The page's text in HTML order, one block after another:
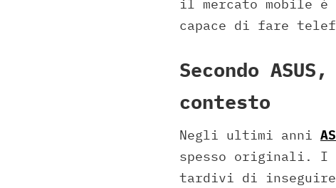
il mercato mobile è
capace di fare
Secondo
contesto
Negli ultimi anni
spesso originali. I
tardivi di inseguire